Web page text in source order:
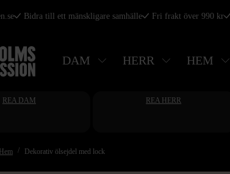
Bidra till ett mänskligare samhälle Fri frakt över 990 kr
DAM HERR HEM
REA DAM REA HERR
Hem Dekorativ ölsejdel med lock